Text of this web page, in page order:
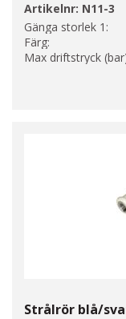
Artikelnr: N11-3
Gänga storlek 1:
Färg:
Max driftstryck
Strålrör blå/